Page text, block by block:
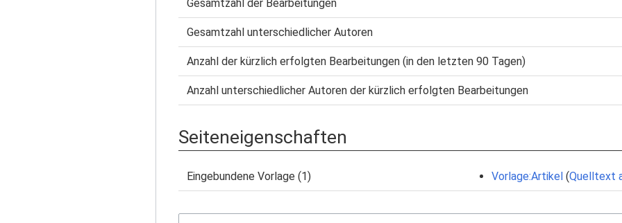
Gesamtzahl der Bearbeitungen
Gesamtzahl unterschiedlicher Autoren
Anzahl der kürzlich erfolgten Bearbeitungen (in den letzten 90 Tagen)
Anzahl unterschiedlicher Autoren der kürzlich erfolgten Bearbeitungen
Seiteneigenschaften
Eingebundene Vorlage (1) Vorlage:Artikel (Quelltext